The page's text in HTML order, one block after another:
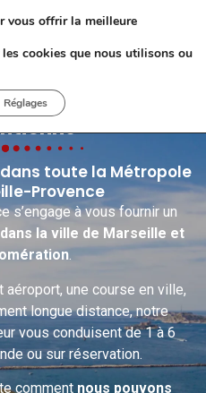
Provence
toute la Métropole
Provence
s’engage à vous fournir un
la ville de Marseille et
.
une course en ville,
longue distance, notre
vous conduisent de 1 à 6
ou sur réservation.
comment nous pouvons
vous offrir la meilleure
cookies que nous utilisons ou
Réglages